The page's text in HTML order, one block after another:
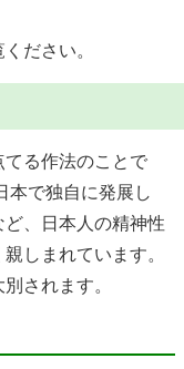
ださい。
る作法のことで
本で独自に発展し
、日本人の精神性
しまれています。
されます。